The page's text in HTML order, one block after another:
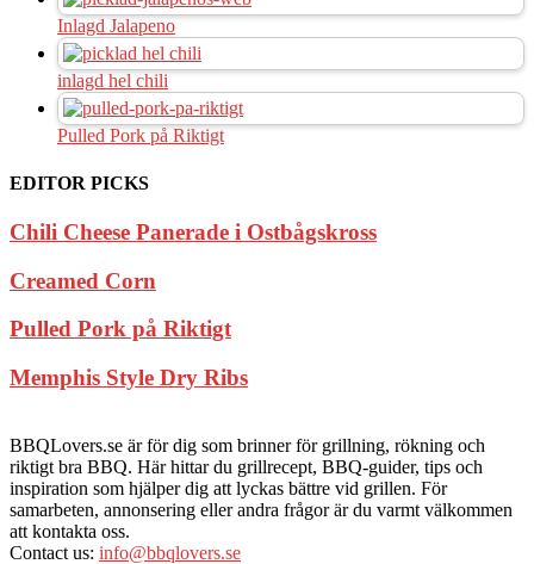
Inlagd Jalapeno
inlagd hel chili
Pulled Pork på Riktigt
EDITOR PICKS
Chili Cheese Panerade i Ostbågskross
Creamed Corn
Pulled Pork på Riktigt
Memphis Style Dry Ribs
BBQLovers.se är för dig som brinner för grillning, rökning och
riktigt bra BBQ. Här hittar du grillrecept, BBQ-guider, tips och
inspiration som hjälper dig att lyckas bättre vid grillen. För
samarbeten, annonsering eller andra frågor är du varmt välkommen
att kontakta oss.
Contact us: info@bbqlovers.se